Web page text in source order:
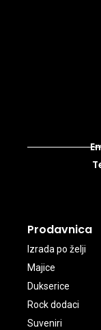
Prodavnica
Izrada po želji
Majice
Dukserice
Rock dodaci
Suveniri